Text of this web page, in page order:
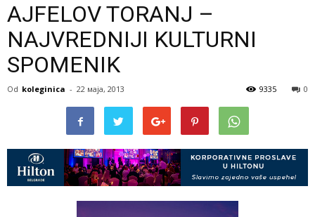
AJFELOV TORANJ –
NAJVREDNIJI KULTURNI
SPOMENIK
Od koleginica - 22 маја, 2013 0
9335